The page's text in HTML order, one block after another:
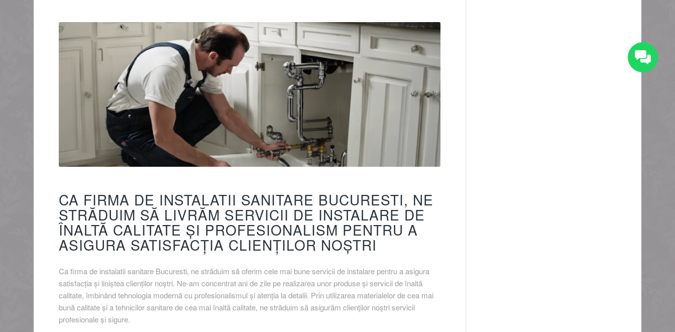
CA FIRMA DE INSTALATII SANITARE BUCURESTI, NE
STRĂDUIM SĂ LIVRĂM SERVICII DE INSTALARE DE
ÎNALTĂ CALITATE ȘI PROFESIONALISM PENTRU A
ASIGURA SATISFACȚIA CLIENȚILOR NOȘTRI
Ca firma de instalatii sanitare Bucuresti, ne străduim să oferim cele mai bune servicii de instalare pentru a asigura
satisfacția și liniștea clienților noștri. Ne-am concentrat ani de zile pe realizarea unor produse și servicii de înaltă
calitate, îmbinând tehnologia modernă cu profesionalismul și atenția la detalii. Prin utilizarea materialelor de cea mai
bună calitate și a tehnicilor sanitare de cea mai înaltă calitate, ne străduim să asigurăm clienților noștri servicii
profesionale și sigure.